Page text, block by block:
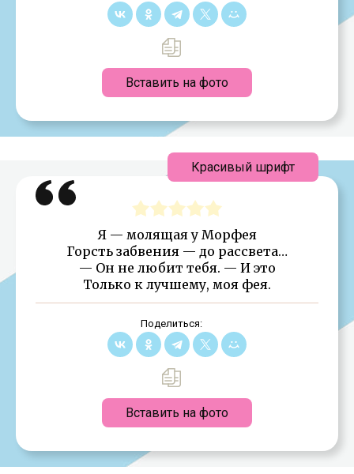
Вставить на фото
Я — молящая у Морфея
Горсть забвения — до рассвета…
— Он не любит тебя. — И это
Только к лучшему, моя фея.
Поделиться:
Вставить на фото
Красивый шрифт